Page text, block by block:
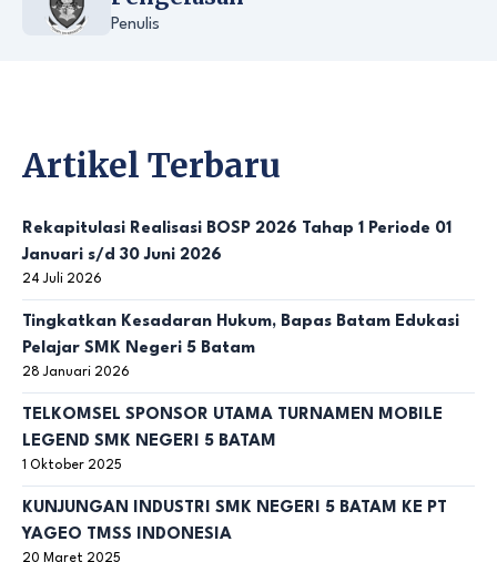
Penulis
Artikel Terbaru
Rekapitulasi Realisasi BOSP 2026 Tahap 1 Periode 01
Januari s/d 30 Juni 2026
24 Juli 2026
Tingkatkan Kesadaran Hukum, Bapas Batam Edukasi
Pelajar SMK Negeri 5 Batam
28 Januari 2026
TELKOMSEL SPONSOR UTAMA TURNAMEN MOBILE
LEGEND SMK NEGERI 5 BATAM
1 Oktober 2025
KUNJUNGAN INDUSTRI SMK NEGERI 5 BATAM KE PT
YAGEO TMSS INDONESIA
20 Maret 2025